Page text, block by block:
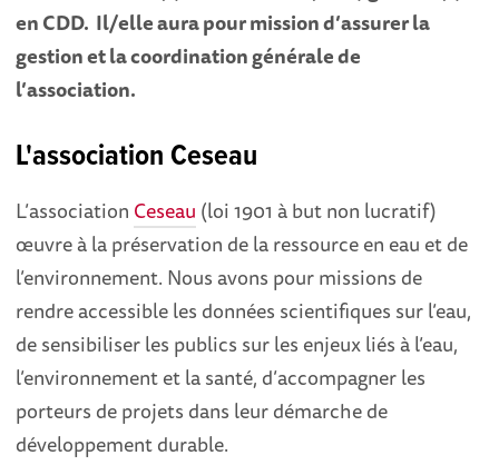
en CDD. Il/elle aura pour mission d’assurer la
gestion et la coordination générale de
l’association.
L'association Ceseau
L’association Ceseau (loi 1901 à but non lucratif)
œuvre à la préservation de la ressource en eau et de
l’environnement. Nous avons pour missions de
rendre accessible les données scientifiques sur l’eau,
de sensibiliser les publics sur les enjeux liés à l’eau,
l’environnement et la santé, d’accompagner les
porteurs de projets dans leur démarche de
développement durable.